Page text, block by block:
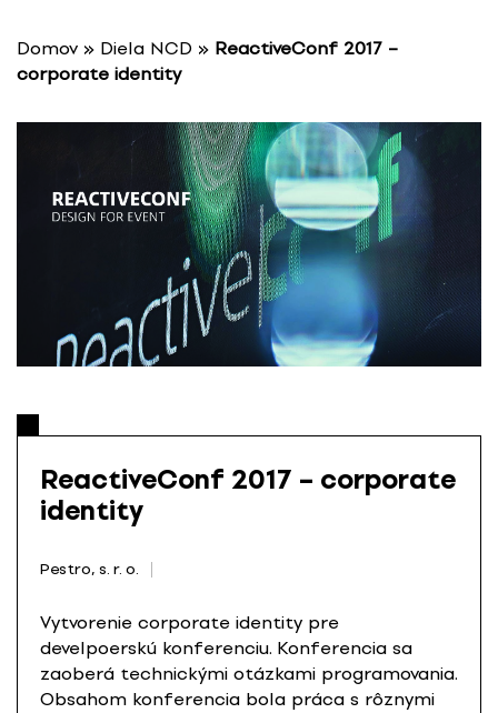
Domov » Diela NCD » ReactiveConf 2017 –
corporate identity
ReactiveConf 2017 – corporate
identity
Pestro, s. r. o.
Vytvorenie corporate identity pre
develpoerskú konferenciu. Konferencia sa
zaoberá technickými otázkami programovania.
Obsahom konferencia bola práca s rôznymi